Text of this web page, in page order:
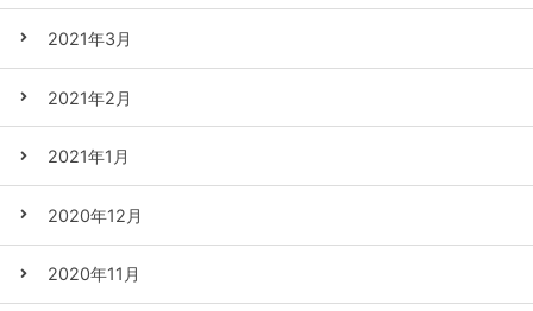
2021年3月
2021年2月
2021年1月
2020年12月
2020年11月